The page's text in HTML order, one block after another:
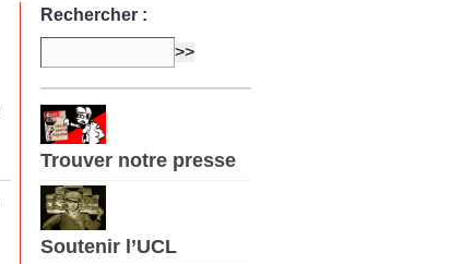
Rechercher :
Trouver notre presse
Soutenir l’UCL